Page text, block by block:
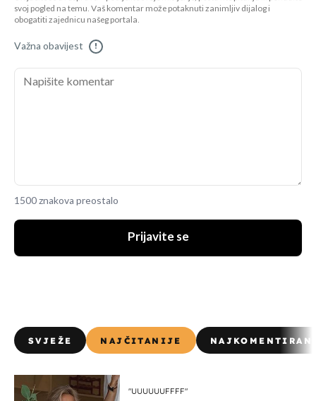
svoj pogled na temu. Vaš komentar može potaknuti zanimljiv dijalog i
obogatiti zajednicu našeg portala.
Važna obavijest !
1500 znakova preostalo
Prijavite se
SVJEŽE NAJČITANIJE
"UUUUUUFFFF"